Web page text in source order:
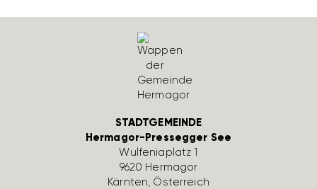
STADTGEMEINDE
Hermagor-Pressegger See
Wulfe­nia­platz 1
9620 Hermagor
Kärnten, Öster­reich